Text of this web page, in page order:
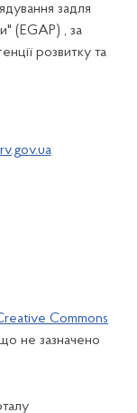
задля
(EGAP) , за
розвитку та
Commons
не зазначено